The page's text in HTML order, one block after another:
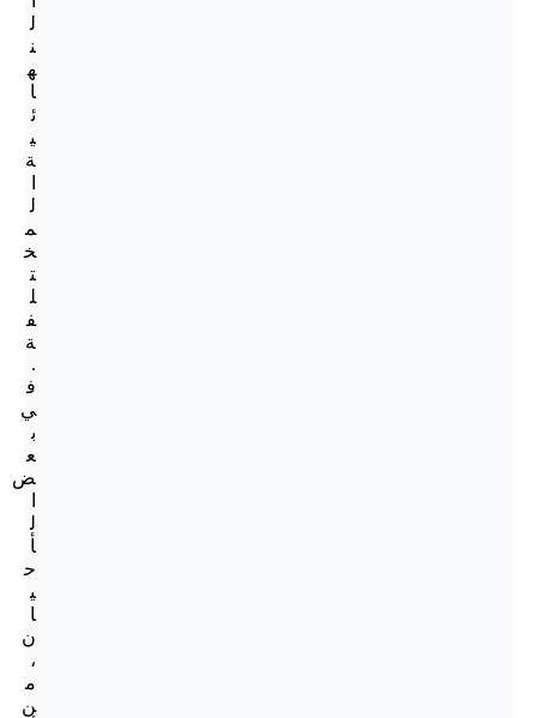
ل
ن
ه
ا
ئ
ي
ة
ل
م
خ
ت
ل
ف
ة
.
ف
ي
ب
ع
ض
ل
أ
ح
ي
ا
ن
،
م
ن